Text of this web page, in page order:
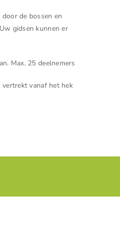
de bossen en
gidsen kunnen er
Max. 25 deelnemers
vertrekt vanaf het hek